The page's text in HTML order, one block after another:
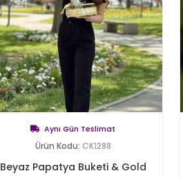
Aynı Gün Teslimat
Ürün Kodu: CK1288
Beyaz Papatya Buketi & Gold